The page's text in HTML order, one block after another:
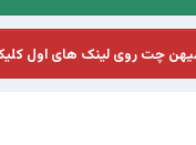
چت روی لینک های اول